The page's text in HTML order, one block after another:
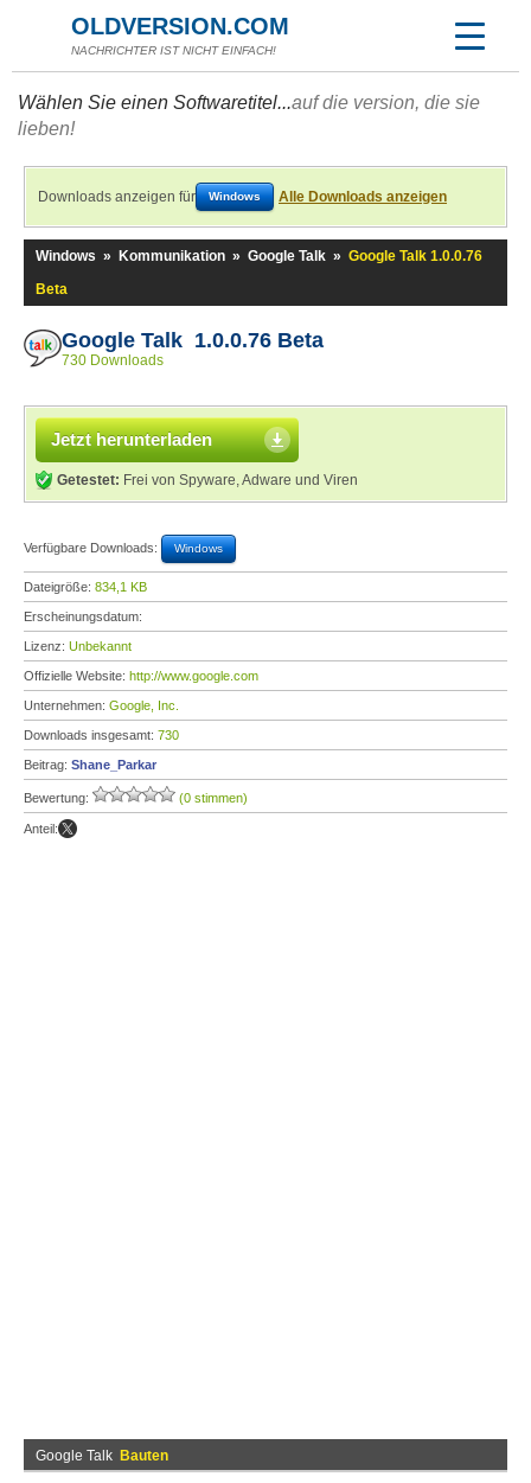
OLDVERSION.COM
NACHRICHTER IST NICHT EINFACH!
Wählen Sie einen Softwaretitel...auf die version, die sie
lieben!
Downloads anzeigen für Windows Alle Downloads anzeigen
Windows » Kommunikation » Google Talk » Google Talk 1.0.0.76
Beta
Google Talk 1.0.0.76 Beta
730 Downloads
Jetzt herunterladen
Getestet: Frei von Spyware, Adware und Viren
Verfügbare Downloads: Windows
Dateigröße: 834,1 KB
Erscheinungsdatum:
Lizenz: Unbekannt
Offizielle Website: http://www.google.com
Unternehmen: Google, Inc.
Downloads insgesamt: 730
Beitrag: Shane_Parkar
Bewertung: (0 stimmen)
Anteil:
Google Talk Bauten